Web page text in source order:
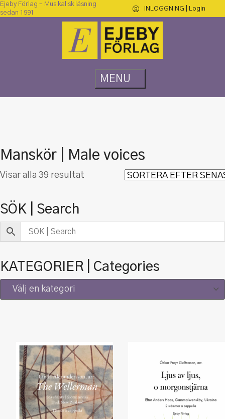
Ejeby Förlag – Musikalisk läsning
sedan 1991
INLOGGNING | Login
Manskör | Male voices
Visar alla 39 resultat
SÖK | Search
KATEGORIER | Categories
Välj en kategori